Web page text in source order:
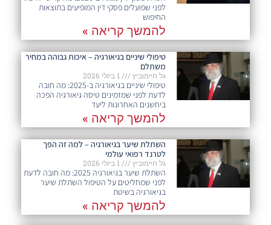
לפני שפועלים פסקי דין המופיעים בתוצאות
החיפוש
להמשך קריאה »
טיפולי שיניים בגיאורגיה – איכות גבוהה במחיר
משתלם
גל חיימוביץ
טיפולי שיניים בגיאורגיה ב-2025: מה חובה
לדעת לפני שמזמינים טיסה גיאורגיה הפכה
ביחשנים האחרונות ליעד
להמשך קריאה »
השתלת שיער בגיאורגיה – למה זה הפך
לטרנד רפואי עולמי
גל חיימוביץ
השתלת שיער בגיאורגיה 2025: מה חובה לדעת
לפני שמחליטים על הטיפול השתלת שיער
בגיאורגיה בשיטת
להמשך קריאה »